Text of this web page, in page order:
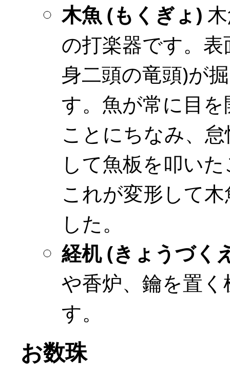
木魚 (もくぎょ)
の打楽器です。
身二頭の竜頭)が
す。魚が常に目
ことにちなみ、
して魚板を叩い
これが変形して
した。
経机 (きょうづく
や香炉、鑰を置
す。
お数珠